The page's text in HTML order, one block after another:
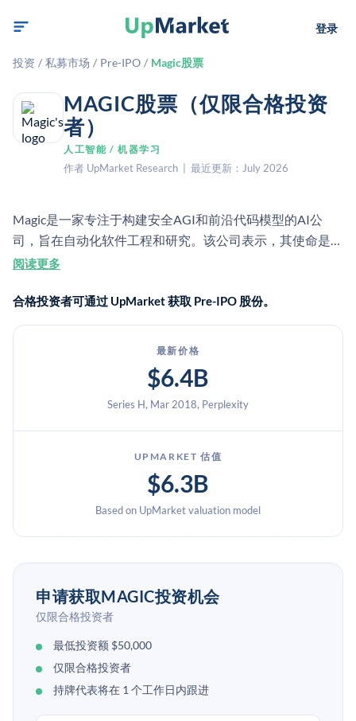
登录
投资 / 私募市场 / Pre-IPO / Magic股票
MAGIC股票（仅限合格投资
者）
人工智能 / 机器学习
作者 UpMarket Research | 最近更新：July 2026
Magic是一家专注于构建安全AGI和前沿代码模型的AI公
司，旨在自动化软件工程和研究。该公司表示，其使命是加
速人类在重大问题上的进步。
阅读更多
合格投资者可通过 UpMarket 获取 Pre-IPO 股份。
最新价格
$6.4B
Series H, Mar 2018, Perplexity
UPMARKET 估值
$6.3B
Based on UpMarket valuation model
申请获取MAGIC投资机会
仅限合格投资者
最低投资额 $50,000
仅限合格投资者
持牌代表将在 1 个工作日内跟进